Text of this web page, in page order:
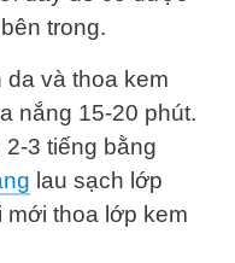
trong.
da và thoa kem
nắng 15-20 phút.
3 tiếng bằng
lau sạch lớp
mới thoa lớp kem